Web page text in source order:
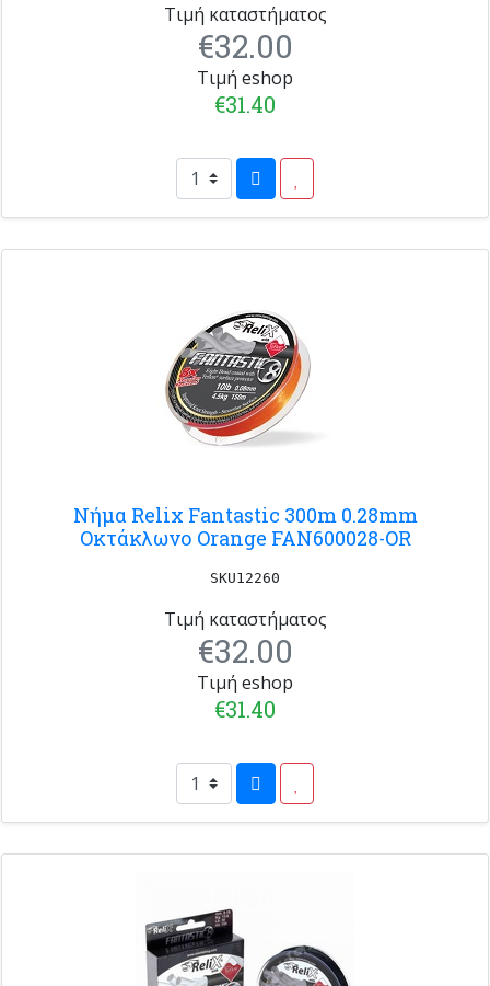
Τιμή καταστήματος
€32.00
Τιμή eshop
€31.40
Νήμα Relix Fantastic 300m 0.28mm
Οκτάκλωνο Orange FAN600028-OR
SKU12260
Τιμή καταστήματος
€32.00
Τιμή eshop
€31.40